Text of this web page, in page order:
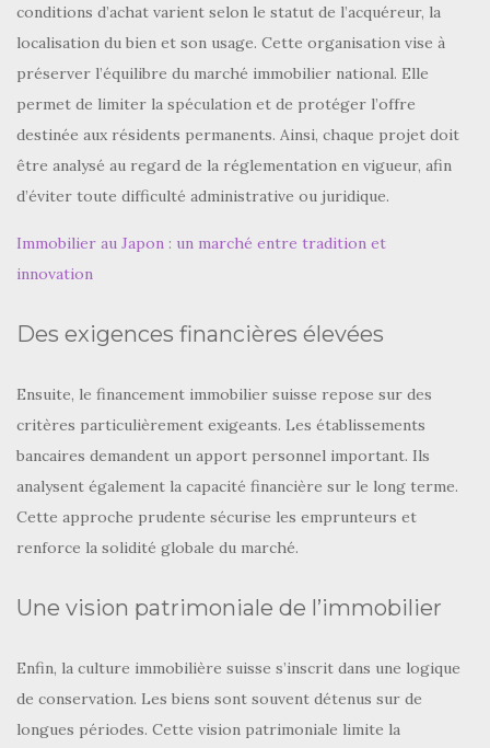
conditions d’achat varient selon le statut de l’acquéreur, la
localisation du bien et son usage. Cette organisation vise à
préserver l’équilibre du marché immobilier national. Elle
permet de limiter la spéculation et de protéger l’offre
destinée aux résidents permanents. Ainsi, chaque projet doit
être analysé au regard de la réglementation en vigueur, afin
d’éviter toute difficulté administrative ou juridique.
Immobilier au Japon : un marché entre tradition et
innovation
Des exigences financières élevées
Ensuite, le financement immobilier suisse repose sur des
critères particulièrement exigeants. Les établissements
bancaires demandent un apport personnel important. Ils
analysent également la capacité financière sur le long terme.
Cette approche prudente sécurise les emprunteurs et
renforce la solidité globale du marché.
Une vision patrimoniale de l’immobilier
Enfin, la culture immobilière suisse s’inscrit dans une logique
de conservation. Les biens sont souvent détenus sur de
longues périodes. Cette vision patrimoniale limite la